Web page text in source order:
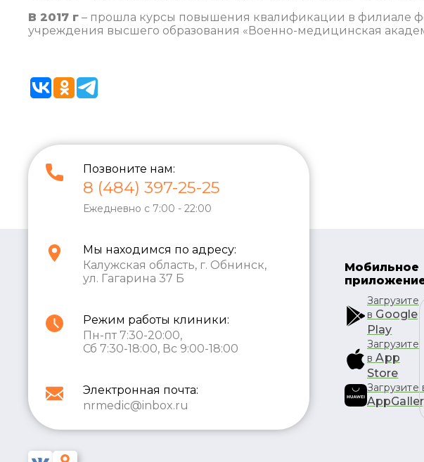
В 2017 г – прошла курсы повышения квалификации в филиале
учреждения высшего образования «Военно-медицинская
Позвоните нам:
8 (484) 397-25-25
Ежедневно с 7:00 - 22:00
Мы находимся по адресу:
Калужская область, г. Обнинск,
ул. Гагарина 37 Б
Режим работы клиники:
Пн-пт 7:30-20:00,
Сб 7:30-18:00, Вс 9:00-18:00
Электронная почта:
nrmedic@inbox.ru
Мобильное
Загрузите
в Google
Play
Загрузите
вApp
Store
Загрузите